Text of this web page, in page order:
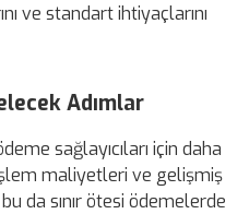
ve standart ihtiyaçlarını
Adımlar
sağlayıcıları için daha
maliyetleri ve gelişmiş
da sınır ötesi ödemelerde